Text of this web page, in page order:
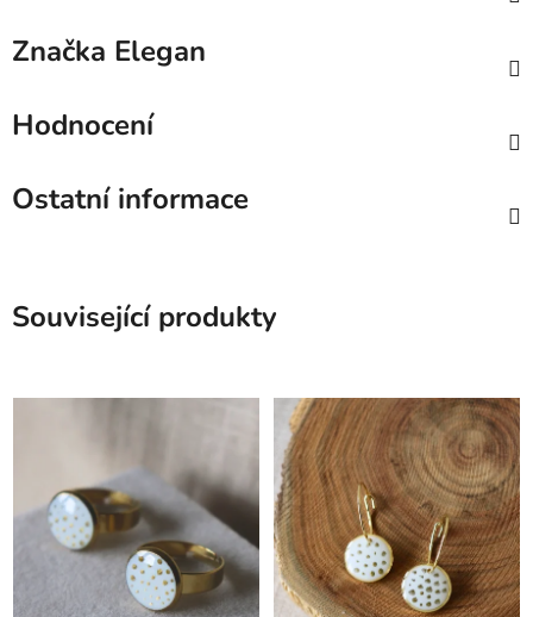
Značka Elegan
Hodnocení
Ostatní informace
Související produkty